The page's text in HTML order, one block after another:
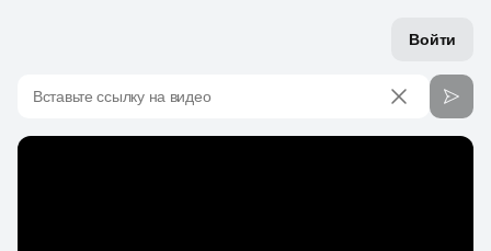
Войти
Вставьте ссылку на видео